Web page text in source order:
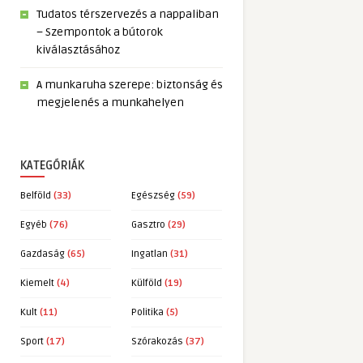
Tudatos térszervezés a nappaliban
– Szempontok a bútorok
kiválasztásához
A munkaruha szerepe: biztonság és
megjelenés a munkahelyen
KATEGÓRIÁK
Belföld (33) Egészség (59)
Egyéb (76) Gasztro (29)
Gazdaság (65) Ingatlan (31)
Kiemelt (4) Külföld (19)
Kult (11) Politika (5)
Sport (17) Szórakozás (37)